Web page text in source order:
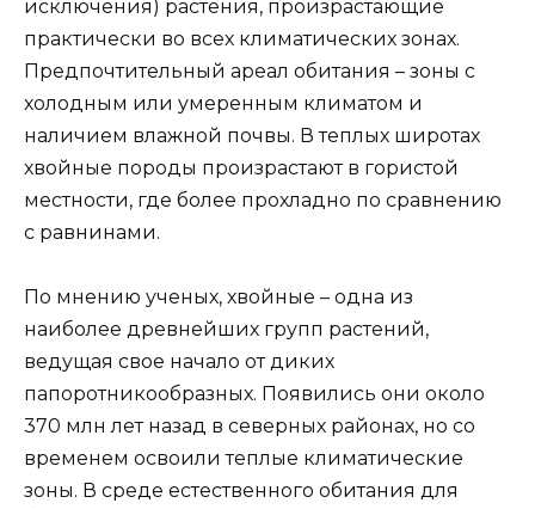
исключения) растения, произрастающие
практически во всех климатических зонах.
Предпочтительный ареал обитания – зоны с
холодным или умеренным климатом и
наличием влажной почвы. В теплых широтах
хвойные породы произрастают в гористой
местности, где более прохладно по сравнению
с равнинами.
По мнению ученых, хвойные – одна из
наиболее древнейших групп растений,
ведущая свое начало от диких
папоротникообразных. Появились они около
370 млн лет назад в северных районах, но со
временем освоили теплые климатические
зоны. В среде естественного обитания для